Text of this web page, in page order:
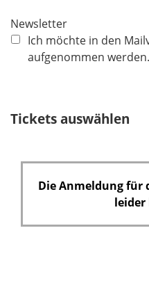
h
d
Newsletter
Ich möchte in den
aufgenommen werden.
Tickets auswählen
Die Anmeldung für
leider